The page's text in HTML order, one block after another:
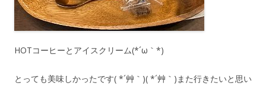
HOTコーヒーとアイスクリーム(*´ω｀*)
とっても美味しかったです( *´艸｀)( *´艸｀)また行きたいと思い